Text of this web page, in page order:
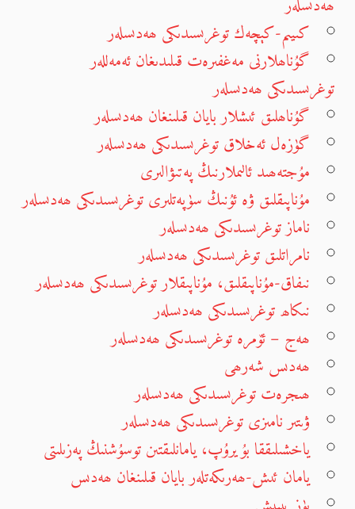
كىيىم-كېچەك توغرىسىدىكى ھەدىسلەر
گۇناھلارنى مەغفىرەت قىلىدىغان ئەمەللەر
توغرىسىدىكى ھەدىسلەر
گۇناھلىق ئىشلار بايان قىلىنغان ھەدىسلەر
گۈزەل ئەخلاق توغرىسىدىكى ھەدىسلەر
مۇجتەھىد ئالىملارنىڭ پەتىۋالىرى
مۇناپىقلىق ۋە ئۇنىڭ سۈپەتلىرى توغرىسىدىكى ھەدىسلەر
ناماز توغرىسىدىكى ھەدىسلەر
نامراتلىق توغرىسىدىكى ھەدىسلەر
نىفاق-مۇناپىقلىق، مۇناپىقلار توغرىسىدىكى ھەدىسلەر
نىكاھ توغرىسىدىكى ھەدىسلەر
ھەج – ئۆمرە توغرىسىدىكى ھەدىسلەر
ھەدىس شەرھى
ھىجرەت توغرىسىدىكى ھەدىسلەر
ۋىتىر نامىزى توغرىسىدىكى ھەدىسلەر
ياخشىلىققا بۇيرۇپ، يامانلىقتىن توسۇشنىڭ پەزىلىتى
يامان ئىش-ھەرىكەتلەر بايان قىلىنغان ھەدىس